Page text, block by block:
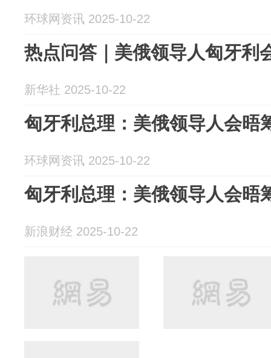
环球网资讯 2025-10-22
热点问答｜美俄领导人匈牙利
新华社 2025-10-22
匈牙利总理：美俄领导人会晤
环球网资讯 2025-10-22
匈牙利总理：美俄领导人会晤
新浪财经 2025-10-22